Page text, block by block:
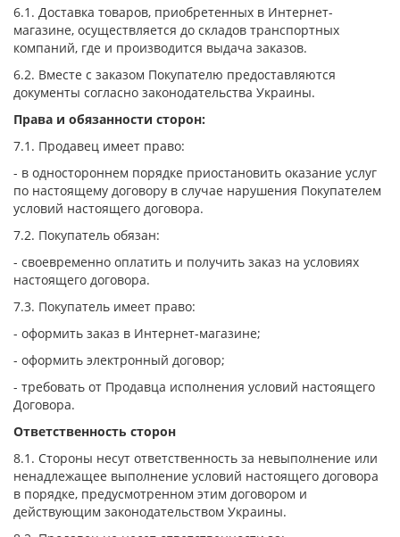
6.1. Доставка товаров, приобретенных в Интернет-
магазине, осуществляется до складов транспортных
компаний, где и производится выдача заказов.
6.2. Вместе с заказом Покупателю предоставляются
документы согласно законодательства Украины.
Права и обязанности сторон:
7.1. Продавец имеет право:
- в одностороннем порядке приостановить оказание услуг
по настоящему договору в случае нарушения Покупателем
условий настоящего договора.
7.2. Покупатель обязан:
- своевременно оплатить и получить заказ на условиях
настоящего договора.
7.3. Покупатель имеет право:
- оформить заказ в Интернет-магазине;
- оформить электронный договор;
- требовать от Продавца исполнения условий настоящего
Договора.
Ответственность сторон
8.1. Стороны несут ответственность за невыполнение или
ненадлежащее выполнение условий настоящего договора
в порядке, предусмотренном этим договором и
действующим законодательством Украины.